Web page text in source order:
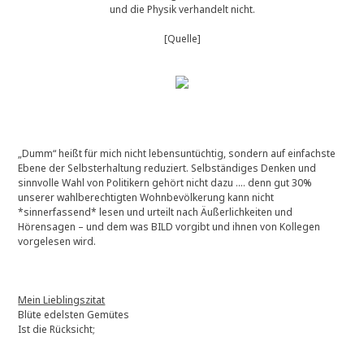
und die Physik verhandelt nicht.
[Quelle]
„Dumm“ heißt für mich nicht lebensuntüchtig, sondern auf einfachste
Ebene der Selbsterhaltung reduziert. Selbständiges Denken und
sinnvolle Wahl von Politikern gehört nicht dazu …. denn gut 30%
unserer wahlberechtigten Wohnbevölkerung kann nicht
*sinnerfassend* lesen und urteilt nach Äußerlichkeiten und
Hörensagen – und dem was BILD vorgibt und ihnen von Kollegen
vorgelesen wird.
Mein Lieblingszitat
Blüte edelsten Gemütes
Ist die Rücksicht;